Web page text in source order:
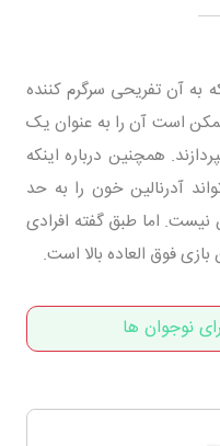
آن تفریحی سرگرم کننده
است آن را به عنوان یک
همچنین درباره اینکه
آدرنالین خون را به حد
اما طبق گفته افرادی
فوق العاده بالا است.
نوجوان ها